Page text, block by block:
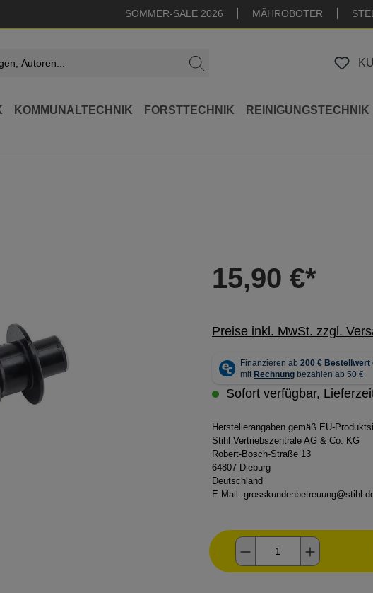
SOMMER-SALE 2026 MÄHROBOTER
KOMMUNALTECHNIK FORSTTECHNIK REINIGUNGSTECHNIK
15,90 €*
Preise inkl. MwSt. zzgl.
Sofort verfügbar,
Herstellerangaben gemäß EU-
Stihl Vertriebszentrale AG & Co. KG
Robert-Bosch-Straße 13
64807 Dieburg
Deutschland
E-Mail:
Produkt Anzahl: